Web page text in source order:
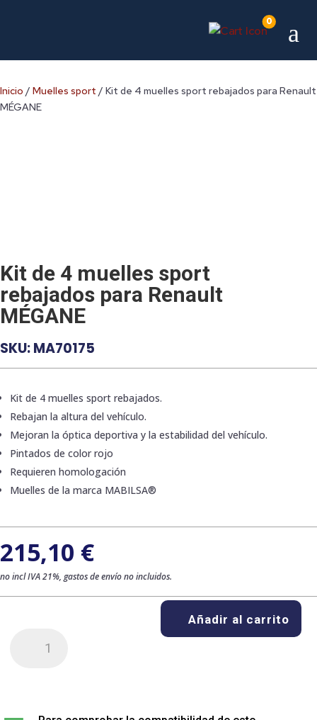
0 a
Inicio / Muelles sport / Kit de 4 muelles sport rebajados para Renault
MÉGANE
Kit de 4 muelles sport
rebajados para Renault
MÉGANE
SKU:MA70175
Kit de 4 muelles sport rebajados.
Rebajan la altura del vehículo.
Mejoran la óptica deportiva y la estabilidad del vehículo.
Pintados de color rojo
Requieren homologación
Muelles de la marca MABILSA®
215,10 €
no incl IVA 21%, gastos de envío no incluidos.
rebajados
Añadir al carrito